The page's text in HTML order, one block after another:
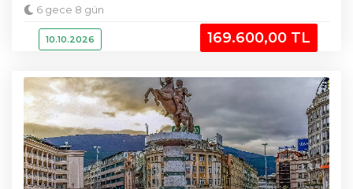
6 gece 8 gün
10.10.2026 169.600,00 TL